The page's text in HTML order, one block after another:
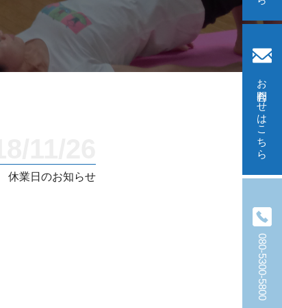
お問合わせはこちら
080-5300-5800
休業日のお知らせ